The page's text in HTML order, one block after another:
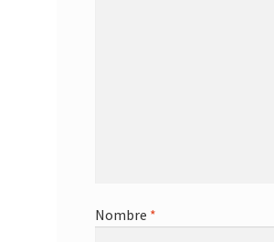
Nombre *